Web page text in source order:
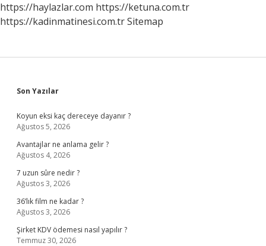
https://haylazlar.com https://ketuna.com.tr
https://kadinmatinesi.com.trSitemap
Sidebar
Son Yazılar
Koyun eksi kaç dereceye dayanır ?
Ağustos 5, 2026
Avantajlar ne anlama gelir ?
Ağustos 4, 2026
7 uzun sûre nedir ?
Ağustos 3, 2026
36’lık film ne kadar ?
Ağustos 3, 2026
Şirket KDV ödemesi nasıl yapılır ?
Temmuz 30, 2026